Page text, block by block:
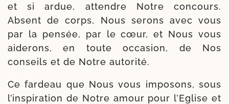
et si ardue, attendre Notre concours.
Absent de corps, Nous serons avec vous
par la pen­sée, par le cœur, et Nous vous
aide­rons, en toute occa­sion, de Nos
conseils et de Notre autorité.
Ce far­deau que Nous vous impo­sons, sous
l’inspiration de Notre amour pour l’Eglise et